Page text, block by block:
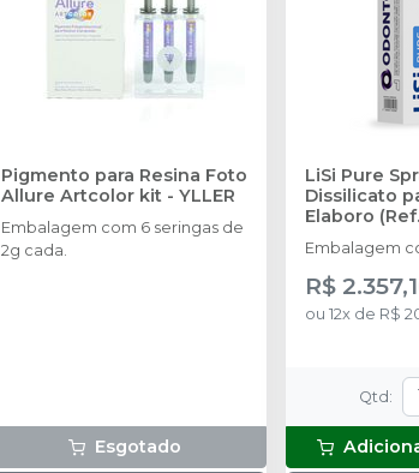
Pigmento para Resina Foto
Allure Artcolor kit -YLLER
Embalagem com 6 seringas de
2g cada.
Esgotado
LiSi Pure
Dissilicato
Embalagem
R$
ou 12x de R$
Qtd :